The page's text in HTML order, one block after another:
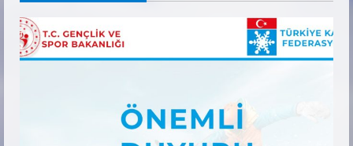
KAYAKLI KOŞU VE BİATHLON 3.KADEME